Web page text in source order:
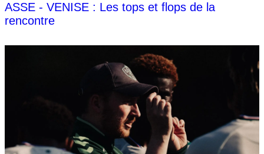
ASSE - VENISE : Les tops et flops de la
rencontre